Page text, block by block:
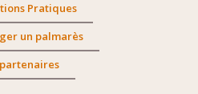
Pratiques
un palmarès